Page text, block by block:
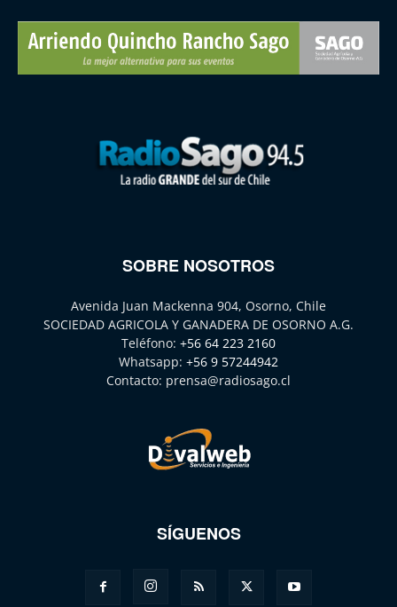
SOBRE NOSOTROS
Avenida Juan Mackenna 904, Osorno, Chile
SOCIEDAD AGRICOLA Y GANADERA DE OSORNO A.G.
Teléfono: +56 64 223 2160
Whatsapp: +56 9 57244942
Contacto: prensa@radiosago.cl
SÍGUENOS